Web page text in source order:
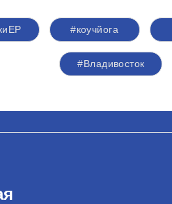
#коучйога
#Владивосток